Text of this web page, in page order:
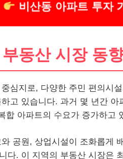
비산동 아파트 투자
동산 시장 동
심지로, 다양한 주민 편의시
고 있습니다. 과거 몇 년간
합 아파트의 수요가 증가하고
공원, 상업시설이 조화롭게
다. 이 지역의 부동산 시장은